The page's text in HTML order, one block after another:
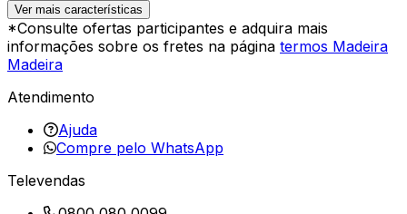
Ver mais características
*Consulte ofertas participantes e adquira mais
informações sobre os fretes na página termos Madeira
Madeira
Atendimento
Ajuda
Compre pelo WhatsApp
Televendas